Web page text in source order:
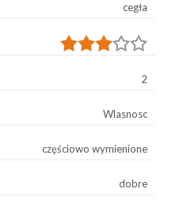
cegła
2
Wlasnosc
częściowo wymienione
dobre